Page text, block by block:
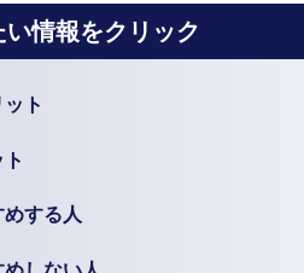
情報をクリック
ト
めする人